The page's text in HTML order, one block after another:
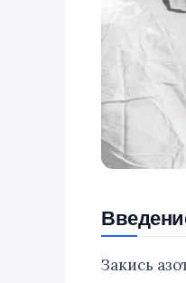
Закись